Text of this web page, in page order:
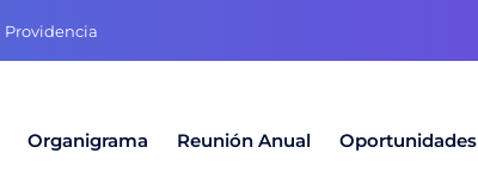
Providencia
Organigrama Reunión Anual Oportunidades